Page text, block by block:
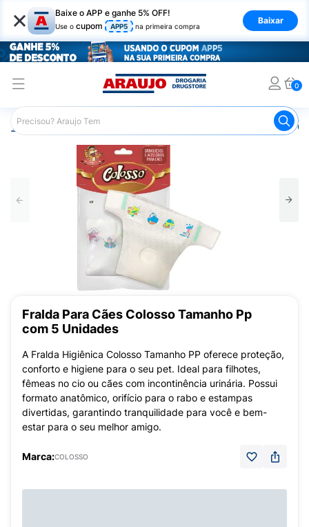
× Baixe o APP e ganhe 5% OFF!
Use o cupom APP5 na primeira compra
Baixar
0
Araujo Pet Shop Tapete Higiênico para
Fralda Para Cães Colosso Tamanho Pp
com 5 Unidades
A Fralda Higiênica Colosso Tamanho PP oferece proteção,
conforto e higiene para o seu pet. Ideal para filhotes,
fêmeas no cio ou cães com incontinência urinária. Possui
formato anatômico, orifício para o rabo e estampas
divertidas, garantindo tranquilidade para você e bem-
estar para o seu melhor amigo.
Marca:COLOSSO